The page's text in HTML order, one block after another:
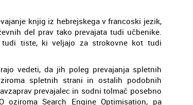
knjig iz hebrejskega v francoski jezik,
del prav tako prevajata tudi učbenike.
tiste, ki veljajo za strokovne kot tudi
vedeti, da jih poleg prevajanja spletnih
spletnih strani in ostalih podobnih
prevajalec in sodni tolmač posebno
oziroma Search Engine Optimisation, pa